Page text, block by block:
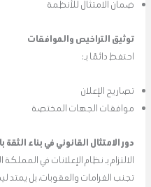
ضمان الامتثال للأنظمة
توثيق التراخيص والموافقات
احتفظ دائمًا بـ:
تصاريح الإعلان
موافقات الجهات المختصة
دور الامتثال القانوني في بناء الثقة
الالتزام بـ نظام الإعلانات في
تجنب الغرامات والعقوبات، بل يمتد